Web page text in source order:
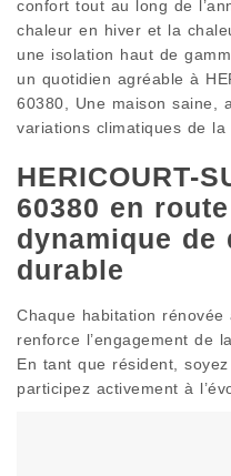
confort tout au long de
chaleur en hiver et la
une isolation haut de
un quotidien agréable à
60380, Une maison saine,
variations climatiques de la
HERICOURT-
60380 en
dynamique de
durable
Chaque habitation rénovée
renforce l’engagement de
En tant que résident,
participez activement à